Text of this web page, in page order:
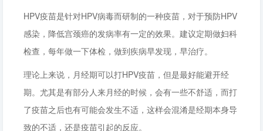
HPV疫苗是针对HPV病毒而研制的一种疫苗，对于预防HPV
感染，降低宫颈癌的发病率有一定的效果。建议定期做妇科
检查，每年做一下体检，做到疾病早发现，早治疗。
理论上来说，月经期可以打HPV疫苗，但是最好能避开经
期。尤其是有部分人来月经的时候，会有一些不舒适，而打
了疫苗之后也有可能会发生不适，这样会混淆是经期本身导
致的不适，还是疫苗引起的反应。